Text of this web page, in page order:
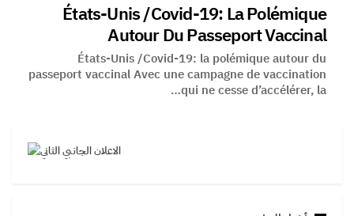
États-Unis /Covid-19: La Polémique
Autour Du Passeport Vaccinal
États-Unis /Covid-19: la polémique autour du
passeport vaccinal Avec une campagne de vaccination
qui ne cesse d’accélérer, la…